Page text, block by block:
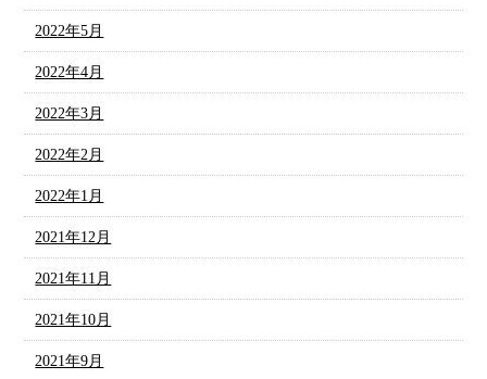
2022年5月
2022年4月
2022年3月
2022年2月
2022年1月
2021年12月
2021年11月
2021年10月
2021年9月